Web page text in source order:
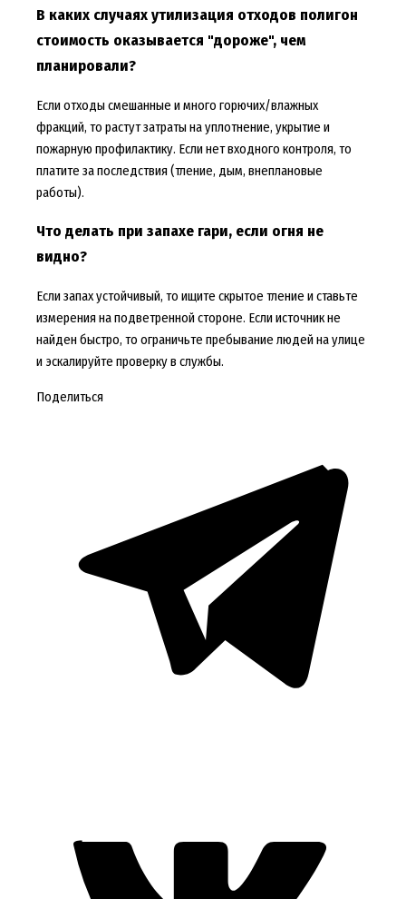
В каких случаях утилизация отходов полигон
стоимость оказывается "дороже", чем
планировали?
Если отходы смешанные и много горючих/влажных
фракций, то растут затраты на уплотнение, укрытие и
пожарную профилактику. Если нет входного контроля, то
платите за последствия (тление, дым, внеплановые
работы).
Что делать при запахе гари, если огня не
видно?
Если запах устойчивый, то ищите скрытое тление и ставьте
измерения на подветренной стороне. Если источник не
найден быстро, то ограничьте пребывание людей на улице
и эскалируйте проверку в службы.
Поделиться